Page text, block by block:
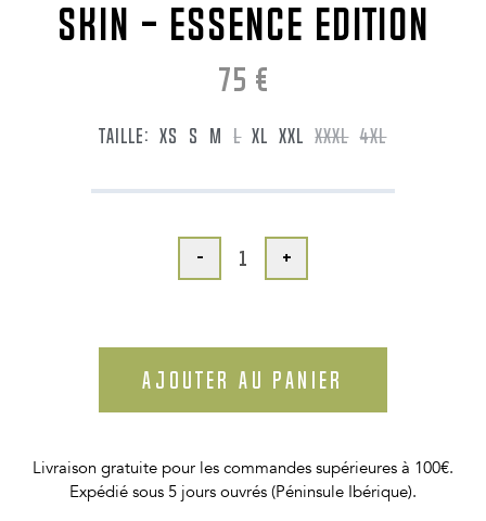
SKIN - ESSENCE EDITION
75 €
TAILLE: XS S M L XL XXL XXXL 4XL
- +
AJOUTER AU PANIER
Livraison gratuite pour les commandes supérieures à 100€.
Expédié sous 5 jours ouvrés (Péninsule Ibérique).